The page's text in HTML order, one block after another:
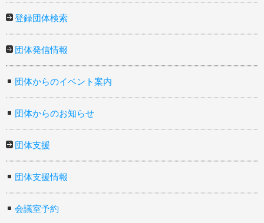
登録団体検索
団体発信情報
団体からのイベント案内
団体からのお知らせ
団体支援
団体支援情報
会議室予約